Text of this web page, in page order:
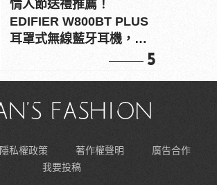
情人節送禮推薦！
EDIFIER W800BT PLUS
耳罩式無線藍牙耳機，在
5
隱私權政策 著作權聲明
廣告合作
我要投稿